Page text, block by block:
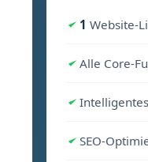
1 Website-
Alle Core-
SEO-